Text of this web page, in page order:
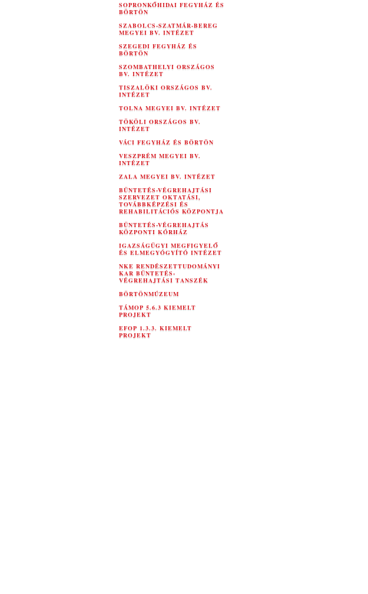
SOPRONKŐHIDAI FEGYHÁZ ÉS
BÖRTÖN
SZABOLCS-SZATMÁR-BEREG
MEGYEI BV. INTÉZET
SZEGEDI FEGYHÁZ ÉS
BÖRTÖN
SZOMBATHELYI ORSZÁGOS
BV. INTÉZET
TISZALÖKI ORSZÁGOS BV.
INTÉZET
TOLNA MEGYEI BV. INTÉZET
TÖKÖLI ORSZÁGOS BV.
INTÉZET
VÁCI FEGYHÁZ ÉS BÖRTÖN
VESZPRÉM MEGYEI BV.
INTÉZET
ZALA MEGYEI BV. INTÉZET
BÜNTETÉS-VÉGREHAJTÁSI
SZERVEZET OKTATÁSI,
TOVÁBBKÉPZÉSI ÉS
REHABILITÁCIÓS KÖZPONTJA
BÜNTETÉS-VÉGREHAJTÁS
KÖZPONTI KÓRHÁZ
IGAZSÁGÜGYI MEGFIGYELŐ
ÉS ELMEGYÓGYÍTÓ INTÉZET
NKE RENDÉSZETTUDOMÁNYI
KAR BÜNTETÉS-
VÉGREHAJTÁSI TANSZÉK
BÖRTÖNMÚZEUM
TÁMOP 5.6.3 KIEMELT
PROJEKT
EFOP 1.3.3. KIEMELT
PROJEKT